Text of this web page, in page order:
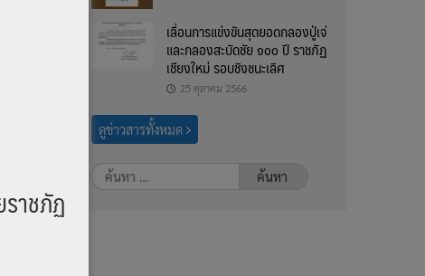
ดดา
าคม
เลื่อนการแข่งขันสุดยอดกลองปู่เจ่
และกลองสะบัดชัย ๑๐๐ ปี ราชภัฏ
เชียงใหม่ รอบชิงชนะเลิศ
25 ตุลาคม 2566
ดูข่าวสารทั้งหมด
ค้นหา
สำหรับ:
าชภัฏ